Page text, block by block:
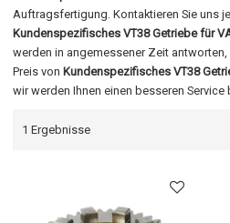
Auftragsfertigung. Kontaktieren Sie uns
Kundenspezifisches VT38 Getriebe für
werden in angemessener Zeit
Preis von Kundenspezifisches VT38
wir werden Ihnen einen besseren Service
1 Ergebnisse